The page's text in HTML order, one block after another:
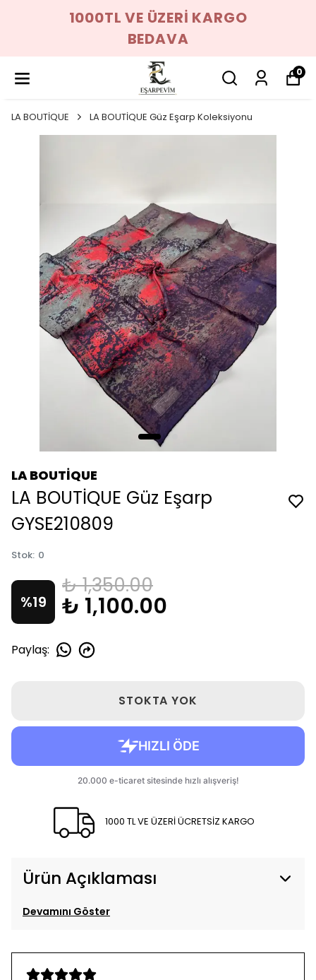
1000TL VE ÜZERİ KARGO
BEDAVA
0
LA BOUTİQUE LA BOUTİQUE Güz Eşarp Koleksiyonu
LA BOUTİQUE
LA BOUTİQUE Güz Eşarp
GYSE210809
Stok: 0
%19
₺ 1,350.00
₺ 1,100.00
Paylaş:
STOKTA YOK
1000 TL VE ÜZERİ ÜCRETSİZ KARGO
Ürün Açıklaması
Devamını Göster